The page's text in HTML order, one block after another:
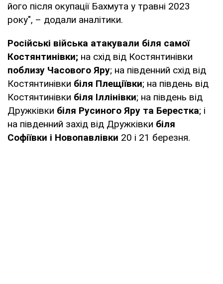
його після окупації Бахмута у травні 2023
року", – додали аналітики.
Російські війська атакували біля самої
Костянтинівки; на схід від Костянтинівки
поблизу Часового Яру; на південний схід від
Костянтинівки біля Плещіївки; на південь від
Костянтинівки біля Іллінівки; на південь від
Дружківки біля Русиного Яру та Берестка; і
на південний захід від Дружківки біля
Софіївки і Новопавлівки 20 і 21 березня.